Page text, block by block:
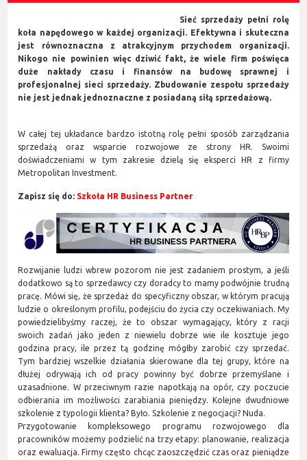
Sieć sprzedaży pełni rolę
koła napędowego w każdej organizacji. Efektywna i skuteczna
jest równoznaczna z atrakcyjnym przychodem organizacji.
Nikogo nie powinien więc dziwić fakt, że wiele firm poświęca
duże nakłady czasu i finansów na budowę sprawnej i
profesjonalnej sieci sprzedaży. Zbudowanie zespołu sprzedaży
nie jest jednak jednoznaczne z posiadaną siłą sprzedażową.
W całej tej układance bardzo istotną rolę pełni sposób zarządzania
sprzedażą oraz wsparcie rozwojowe ze strony HR. Swoimi
doświadczeniami w tym zakresie dzielą się eksperci HR z firmy
Metropolitan Investment.
Zapisz się do: Szkoła HR Business Partner
Rozwijanie ludzi wbrew pozorom nie jest zadaniem prostym, a jeśli
dodatkowo są to sprzedawcy czy doradcy to mamy podwójnie trudną
pracę. Mówi się, że sprzedaż do specyficzny obszar, w którym pracują
ludzie o określonym profilu, podejściu do życia czy oczekiwaniach. My
powiedzielibyśmy raczej, że to obszar wymagający, który z racji
swoich zadań jako jeden z niewielu dobrze wie ile kosztuje jego
godzina pracy, ile przez tą godzinę mógłby zarobić czy sprzedać.
Tym bardziej wszelkie działania skierowane dla tej grupy, które na
dłużej odrywają ich od pracy powinny być dobrze przemyślane i
uzasadnione. W przeciwnym razie napotkają na opór, czy poczucie
odbierania im możliwości zarabiania pieniędzy. Kolejne dwudniowe
szkolenie z typologii klienta? Było. Szkolenie z negocjacji? Nuda.
Przygotowanie kompleksowego programu rozwojowego dla
pracowników możemy podzielić na trzy etapy: planowanie, realizacja
oraz ewaluacja. Firmy często chcąc zaoszczędzić czas oraz pieniądze